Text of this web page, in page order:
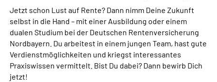
Jetzt schon Lust auf Rente? Dann nimm Deine Zukunft
selbst in die Hand – mit einer Ausbildung oder einem
dualen Studium bei der Deutschen Rentenversicherung
Nordbayern. Du arbeitest in einem jungen Team, hast gute
Verdienstmöglichkeiten und kriegst interessantes
Praxiswissen vermittelt. Bist Du dabei? Dann bewirb Dich
jetzt!